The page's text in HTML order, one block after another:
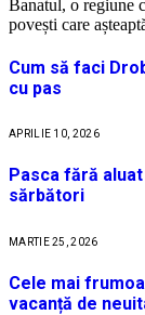
Banatul, o regiune
povești care
Cum să faci
cu pas
APRILIE 10, 2026
Pasca fără
sărbători
MARTIE 25, 2026
Cele mai
vacanță de